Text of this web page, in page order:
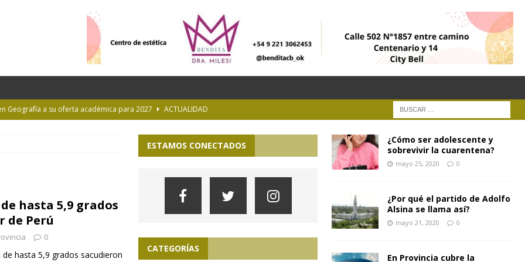
Geografía a su oferta académica para 2027
ACTUALIDAD
y entregó escrituras en Almirante Brown
Provincia hasta el 13 de agosto de 2026
hasta 5,9 grados
de Perú
0
hasta 5,9 grados sacudieron
ESTAMOS CONECTADOS
CATEGORÍAS
¿Cómo ser adolescente y
sobrevivir la cuarentena?
mayo 25, 2020 0
¿Por qué el partido de Adolfo
Alsina se llama así?
mayo 21, 2020 0
En Provincia cubre la